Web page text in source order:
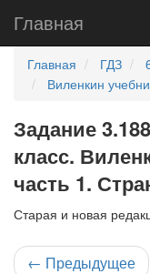
Главная
Главная ГДЗ
Виленкин
Задание
класс.
часть 1.
Старая и новая
← Предыдущее